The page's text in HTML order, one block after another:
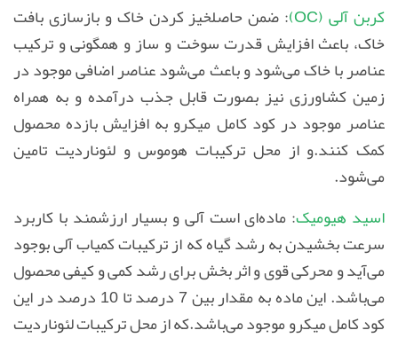
کربن آلی (OC)
: ضمن حاصلخیز کردن خاک و بازسازی بافت
خاک، باعث افزایش قدرت سوخت و ساز و همگونی و ترکیب
عناصر با خاک می‌شود و باعث می‌شود عناصر اضافی موجود در
زمین کشاورزی نیز بصورت قابل جذب درآمده و به همراه
عناصر موجود در کود کامل میکرو به افزایش بازده محصول
کمک کنند.و از محل ترکیبات هوموس و لئوناردیت تامین
می‌شود.
اسید هیومیک: ماده‌ای است آلی و بسیار ارزشمند با کاربرد
سرعت بخشیدن به رشد گیاه که از ترکیبات کمیاب آلی بوجود
می‌آید و محرکی قوی و اثر بخش برای رشد کمی و کیفی محصول
می‌باشد. این ماده به مقدار بین 7 درصد تا 10 درصد در این
کود کامل میکرو موجود می‌باشد.که از محل ترکیبات لئوناردیت